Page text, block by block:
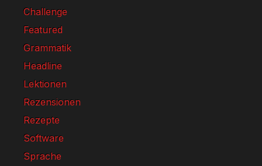
Challenge
Featured
Grammatik
Headline
Lektionen
Rezensionen
Rezepte
Software
Sprache